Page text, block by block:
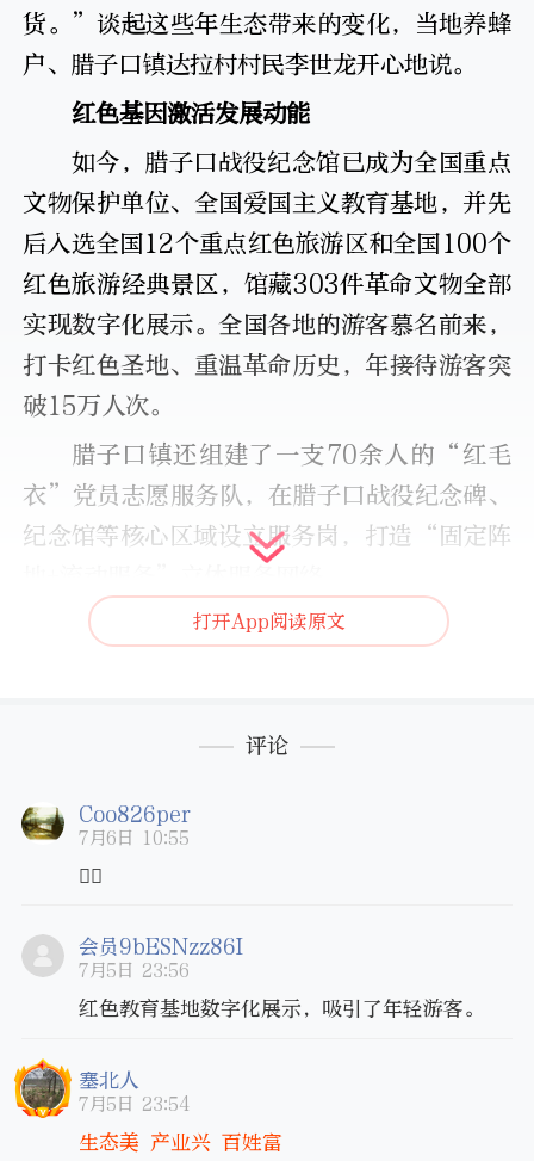
货。”谈起这些年生态带来的变化，当地养蜂
户、腊子口镇达拉村村民李世龙开心地说。
红色基因激活发展动能
如今，腊子口战役纪念馆已成为全国重点
文物保护单位、全国爱国主义教育基地，并先
后入选全国12个重点红色旅游区和全国100个
红色旅游经典景区，馆藏303件革命文物全部
实现数字化展示。全国各地的游客慕名前来，
打卡红色圣地、重温革命历史，年接待游客突
破15万人次。
腊子口镇还组建了一支70余人的“红毛
衣”党员志愿服务队，在腊子口战役纪念碑、
纪念馆等核心区域设立服务岗，打造“固定阵
“我带着家人专程来迭部旅游，这里不仅
客王建国赞叹道。
是长征胜利90周年，欢迎广大游客走进迭部、
走进腊子口，让伟大长征精神和红色基因代代
“没想到能靠红色旅游过上好日子。现在
景区越来越红火，游客越来越多，我把自家房
门口就能稳定增收。”腊子口镇久里才村村民
尕藏卓玛是红色旅游发展的直接受益者，依托
打开App阅读原文
评论
Coo826per
7月6日 10:55
👍🏼
会员9bESNzz86I
7月5日 23:56
红色教育基地数字化展示，吸引了年轻游客。
塞北人
7月5日 23:54
生态美 产业兴 百姓富